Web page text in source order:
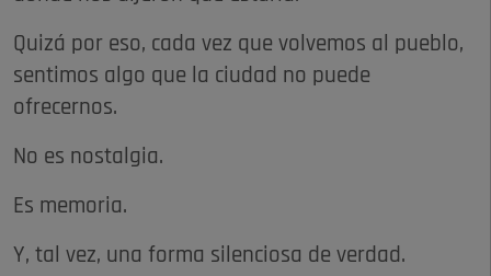
Quizá por eso, cada vez que volvemos al pueblo,
sentimos algo que la ciudad no puede
ofrecernos.
No es nostalgia.
Es memoria.
Y, tal vez, una forma silenciosa de verdad.